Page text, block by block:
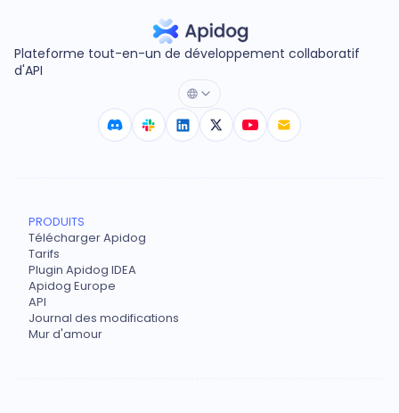
Plateforme tout-en-un de développement collaboratif
d'API
PRODUITS
Télécharger Apidog
Tarifs
Plugin Apidog IDEA
Apidog Europe
API
Journal des modifications
Mur d'amour